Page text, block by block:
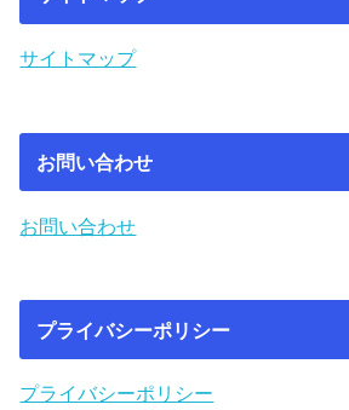
サイトマップ
お問い合わせ
お問い合わせ
プライバシーポリシー
プライバシーポリシー